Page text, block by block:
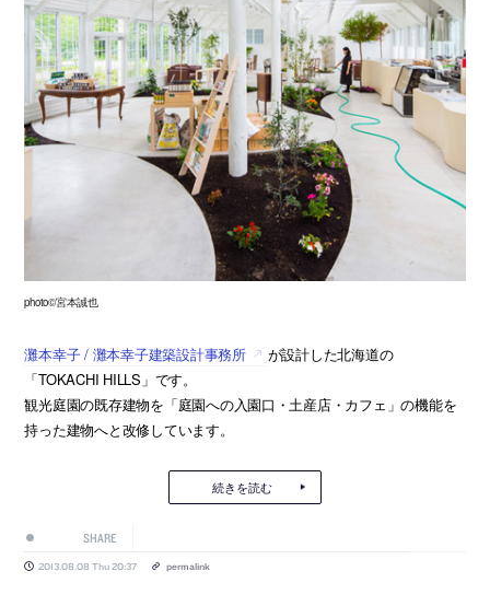
photo©宮本誠也
灘本幸子 / 灘本幸子建築設計事務所
が設計した北海道の
「TOKACHI HILLS」です。
観光庭園の既存建物を「庭園への入園口・土産店・カフェ」の機能を
持った建物へと改修しています。
続きを読む
SHARE
2013.08.08 Thu 20:37 permalink